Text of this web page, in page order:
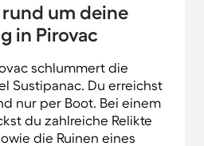
Urige Gasthäuser
Auch der Markt
um deine
in Pirovac
schlummert die
Sustipanac. Du erreichst
nur per Boot. Bei einem
du zahlreiche Relikte
die Ruinen eines